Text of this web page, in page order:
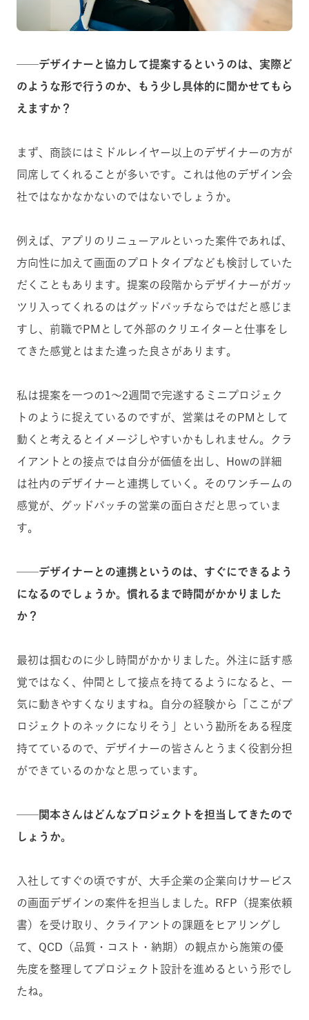
──デザイナーと協力して提案するというのは、実際ど
のような形で行うのか、もう少し具体的に聞かせてもら
えますか？
まず、商談にはミドルレイヤー以上のデザイナーの方が
同席してくれることが多いです。これは他のデザイン会
社ではなかなかないのではないでしょうか。
例えば、アプリのリニューアルといった案件であれば、
方向性に加えて画面のプロトタイプなども検討していた
だくこともあります。提案の段階からデザイナーがガッ
ツリ入ってくれるのはグッドパッチならではだと感じま
すし、前職でPMとして外部のクリエイターと仕事をし
てきた感覚とは また違った良さがあります。
私は提案を一つの1〜2週間で完遂するミニプロジェク
トのように捉えているのですが、営業はそのPMとして
動くと考えるとイメージしやすいかもしれません。クラ
イアントとの接点では自分が価値を出し、Howの詳細
は社内のデザイナーと連携していく。そのワンチームの
感覚が、グッドパッチの営業の面白さだと思っていま
す。
──デザイナーとの連携というのは、すぐにできるよう
になるのでしょうか。慣れるまで時間がかかりました
か？
最初は掴むのに少し時間がかかりました。外注に話す感
覚ではなく、仲間として接点を持てるようになると、一
気に動きやすくなりますね。自分の経験から「ここがプ
ロジェクトのネックになりそう」という勘所をある程度
持てているので、デザイナーの皆さんとうまく役割分担
ができているのかなと思っています。
──関本さんはどんなプロジェクトを担当してきたので
しょうか。
入社してすぐの頃ですが、大手企業の企業向けサービス
の画面デザインの案件を担当しました。RFP（提案依頼
書）を受け取り、クライアントの課題をヒアリングし
て、QCD（品質・コスト・納期）の観点から施策の優
先度を整理してプロジェクト設計を進めるという形でし
たね。